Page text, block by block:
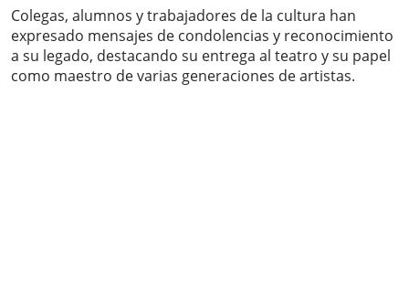
Colegas, alumnos y trabajadores de la cultura han
expresado mensajes de condolencias y reconocimiento
a su legado, destacando su entrega al teatro y su papel
como maestro de varias generaciones de artistas.